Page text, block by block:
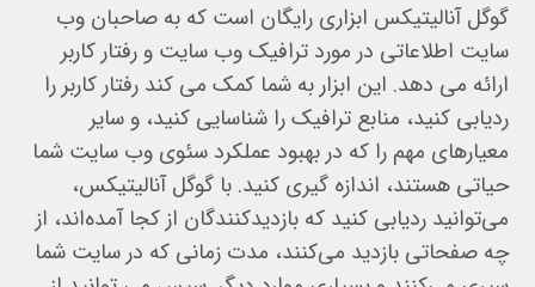
گوگل آنالیتیکس ابزاری رایگان است که به صاحبان وب
سایت اطلاعاتی در مورد ترافیک وب سایت و رفتار کاربر
ارائه می دهد. این ابزار به شما کمک می کند رفتار کاربر را
ردیابی کنید، منابع ترافیک را شناسایی کنید، و سایر
معیارهای مهم را که در بهبود عملکرد سئوی وب سایت شما
حیاتی هستند، اندازه گیری کنید. با گوگل آنالیتیکس،
می‌توانید ردیابی کنید که بازدیدکنندگان از کجا آمده‌اند، از
چه صفحاتی بازدید می‌کنند، مدت زمانی که در سایت شما